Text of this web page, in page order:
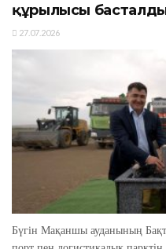
құрылысы
27.07.2026
Бүгін Мақаншы ауданының